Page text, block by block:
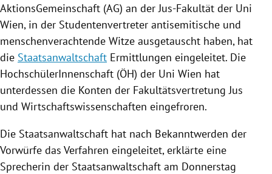
AktionsGemeinschaft (AG) an der Jus-Fakultät der Uni
Wien, in der Studentenvertreter antisemitische und
menschenverachtende Witze ausgetauscht haben, hat
die Staatsanwaltschaft Ermittlungen eingeleitet. Die
HochschülerInnenschaft (ÖH) der Uni Wien hat
unterdessen die Konten der Fakultätsvertretung Jus
und Wirtschaftswissenschaften eingefroren.
Die Staatsanwaltschaft hat nach Bekanntwerden der
Vorwürfe das Verfahren eingeleitet, erklärte eine
Sprecherin der Staatsanwaltschaft am Donnerstag